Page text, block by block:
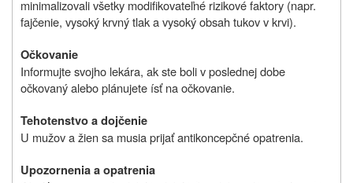
minimalizovali všetky modifikovateľné rizikové faktory (napr.
fajčenie, vysoký krvný tlak a vysoký obsah tukov v krvi).
Očkovanie
Informujte svojho lekára, ak ste boli v poslednej dobe
očkovaný alebo plánujete ísť na očkovanie.
Tehotenstvo a dojčenie
U mužov a žien sa musia prijať antikoncepčné opatrenia.
Upozornenia a opatrenia